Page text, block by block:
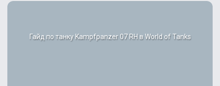
Гайд по танку Kampfpanzer 07 RH в World of Tanks